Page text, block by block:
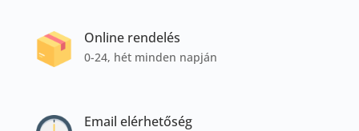
Online rendelés
0-24, hét minden napján
Email elérhetőség